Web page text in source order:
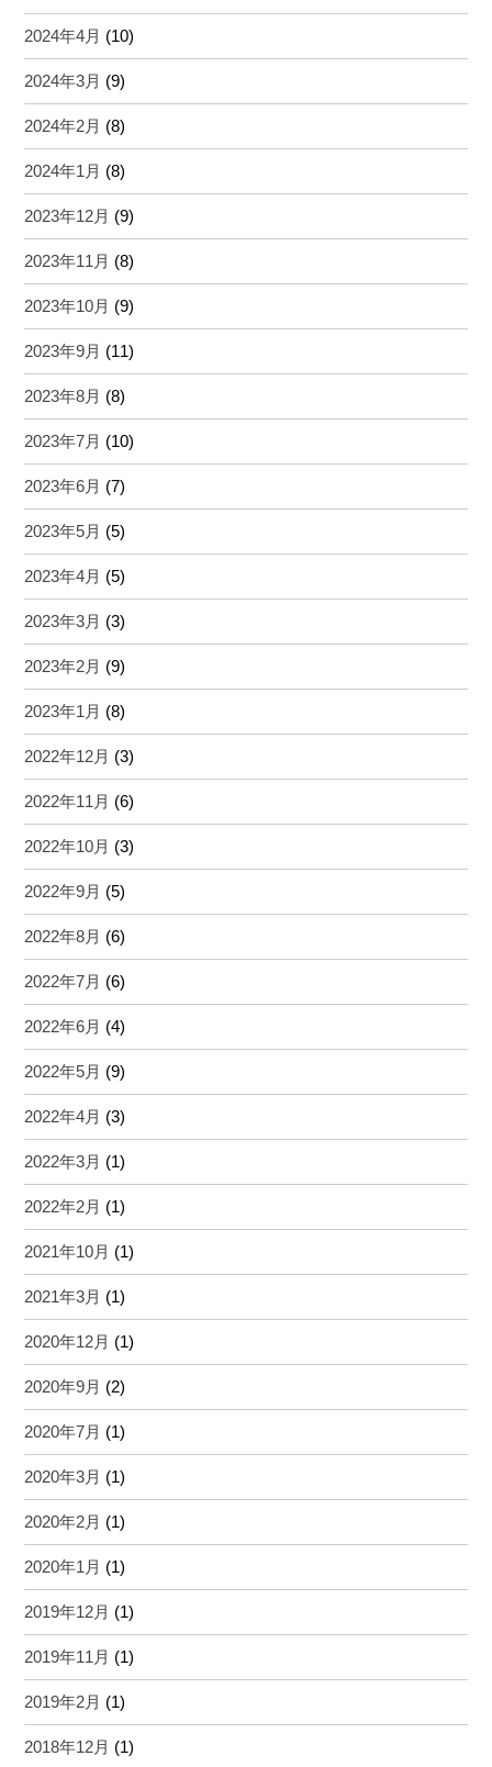
2024年4月 (10)
2024年3月 (9)
2024年2月 (8)
2024年1月 (8)
2023年12月 (9)
2023年11月 (8)
2023年10月 (9)
2023年9月 (11)
2023年8月 (8)
2023年7月 (10)
2023年6月 (7)
2023年5月 (5)
2023年4月 (5)
2023年3月 (3)
2023年2月 (9)
2023年1月 (8)
2022年12月 (3)
2022年11月 (6)
2022年10月 (3)
2022年9月 (5)
2022年8月 (6)
2022年7月 (6)
2022年6月 (4)
2022年5月 (9)
2022年4月 (3)
2022年3月 (1)
2022年2月 (1)
2021年10月 (1)
2021年3月 (1)
2020年12月 (1)
2020年9月 (2)
2020年7月 (1)
2020年3月 (1)
2020年2月 (1)
2020年1月 (1)
2019年12月 (1)
2019年11月 (1)
2019年2月 (1)
2018年12月 (1)